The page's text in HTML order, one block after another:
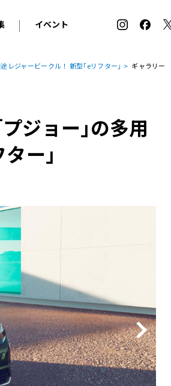
BMW
アルピナ
ルノー
アバルト
フィアット
マセラティ
キャデラック
テスラ
トヨタ
日産
スバル
マツダ
ダイハツ
スズキ
サマータイヤ＆ホイール バイヤーズガイド
ールカタログ
特集
イベント
ル・ボラン カーズ・ミート2026横浜
EV:LIFE KOBE 2025
ル・ボラン カーズ・ミート2025横浜
レジャービークル！ 新型｢eリフター｣ ギャラリー
ジョー｣の多用
ー｣